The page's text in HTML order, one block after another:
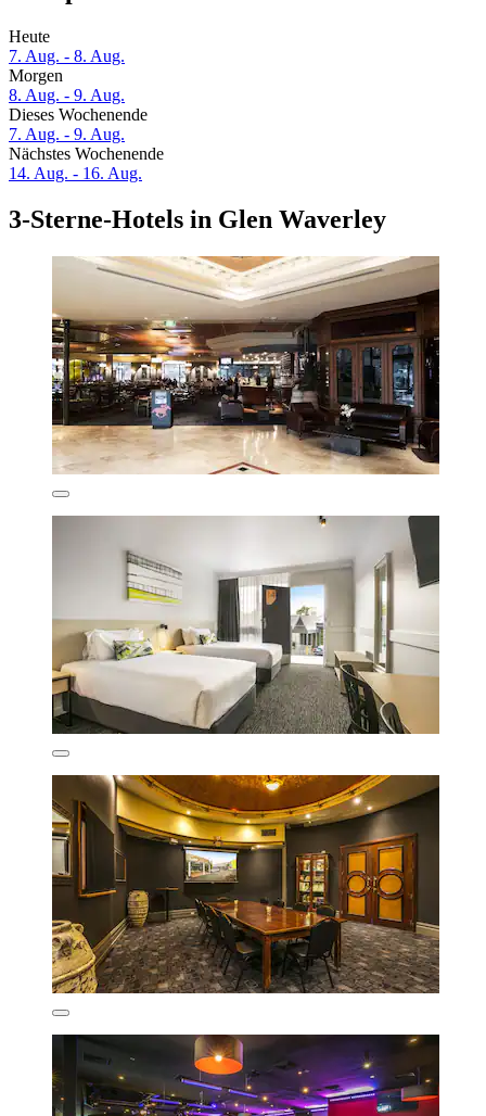
Heute
7. Aug. - 8. Aug.
Morgen
8. Aug. - 9. Aug.
Dieses Wochenende
7. Aug. - 9. Aug.
Nächstes Wochenende
14. Aug. - 16. Aug.
3-Sterne-Hotels in Glen Waverley